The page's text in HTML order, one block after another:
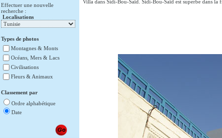
Effectuer une nouvelle
recherche :
Localisations
Types de photos
Montagnes & Monts
Océans, Mers & Lacs
Civilisations
Fleurs & Animaux
Classement par
Ordre alphabétique
Date
Villa dans Sidi-Bou-Saïd. Sidi-Bou-Saïd est superbe dans la